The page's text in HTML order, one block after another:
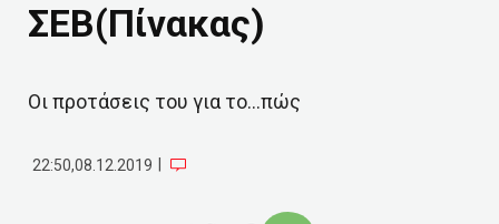
ΣΕΒ(Πίνακας)
Οι προτάσεις του για το…πώς
22:50,08.12.2019